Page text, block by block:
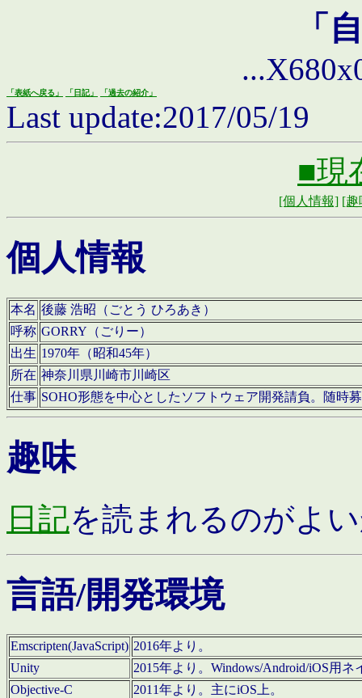
「
「表紙へ戻る」 「日記」 「過去の紹介」
Last update:2017/05/19
■現
[個人情報] [趣
個人情報
本名 後藤 浩昭（ごとう ひろあき）
呼称 GORRY（ごりー）
出生 1970年（昭和45年）
所在 神奈川県川崎市川崎区
仕事 SOHO形態を中心としたソフトウェア開発請負。随時
趣味
日記を読まれるのがよ
言語/開発環境
Emscripten(JavaScript) 2016年より。
Unity
2015年より。Windows/Android/iOS用
Objective-C
2011年より。主にiOS上。